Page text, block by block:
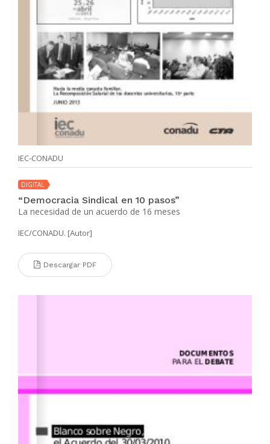
IEC-CONADU
DIGITAL
“Democracia Sindical en 10 pasos”
La necesidad de un acuerdo de 16 meses
IEC/CONADU. [Autor]
Descargar PDF